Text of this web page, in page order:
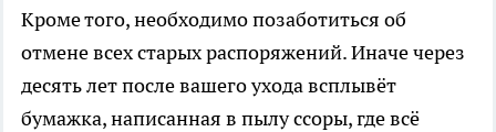
Кроме того, необходимо позаботиться об
отмене всех старых распоряжений. Иначе через
десять лет после вашего ухода всплывёт
бумажка, написанная в пылу ссоры, где всё